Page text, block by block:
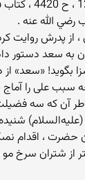
صحيح مسلم ،
الله عنه .
از پدرش روايت
به سعد دستور
بگويد! «سعد»
سبب على را آماج
آن كه سه
، اقدام
از شتران سرخ